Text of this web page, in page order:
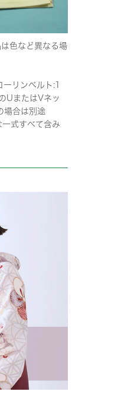
色など異なる場
リンベルト:1
UまたはVネッ
場合は別途
式すべて含み